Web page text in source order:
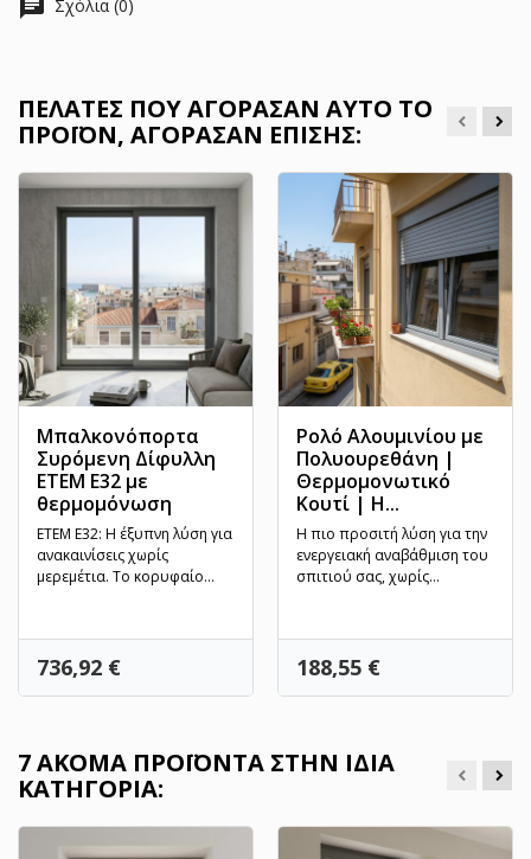
chat Σχόλια (0)
ΠΕΛΆΤΕΣ ΠΟΥ ΑΓΌΡΑΣΑΝ ΑΥΤΌ ΤΟ
ΠΡΟΪΌΝ, ΑΓΌΡΑΣΑΝ ΕΠΊΣΗΣ:
Μπαλκονόπορτα
Συρόμενη Δίφυλλη
ETEM Ε32 με
θερμομόνωση
ETEM E32: Η έξυπνη λύση για
ανακαινίσεις χωρίς
μερεμέτια. Το κορυφαίο
Τιμή
736,92 €
Ρολό Αλουμινίου με
Πολυουρεθάνη |
Θερμομονωτικό
Κουτί | Η...
Η πιο προσιτή λύση για την
ενεργειακή αναβάθμιση του
σπιτιού σας, χωρίς
Τιμή
188,55 €
7 ΑΚΌΜΑ ΠΡΟΪΌΝΤΑ ΣΤΗΝ ΊΔΙΑ
ΚΑΤΗΓΟΡΊΑ: